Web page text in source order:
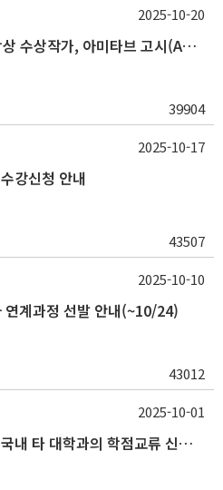
(10/27) 제14회 박경리문학상 수상작가, 아미타브 고시(Amitav Ghosh) 강연 안내
39904
2025-10-20
강신청 안내
43507
2025-10-17
연계과정 선발 안내(~10/24)
43012
2025-10-10
2025학년도 동계 계절학기 국내 타 대학과의 학점교류 신청 안내
2025-10-01